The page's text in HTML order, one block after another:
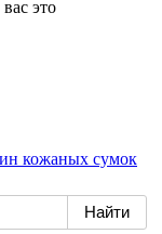
это
кожаных сумок